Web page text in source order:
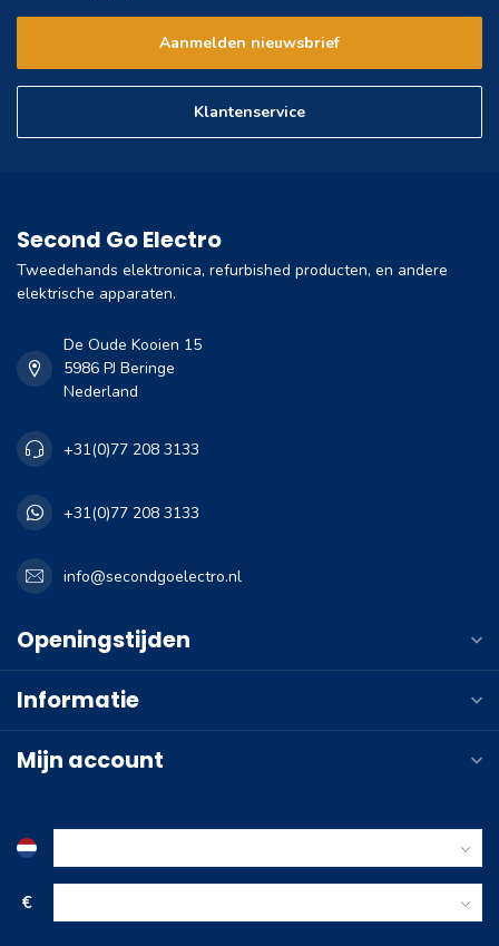
Aanmelden nieuwsbrief
Klantenservice
Second Go Electro
Tweedehands elektronica, refurbished producten, en andere
elektrische apparaten.
De Oude Kooien 15
5986 PJ Beringe
Nederland
+31(0)77 208 3133
+31(0)77 208 3133
info@secondgoelectro.nl
Openingstijden
Informatie
Mijn account
€